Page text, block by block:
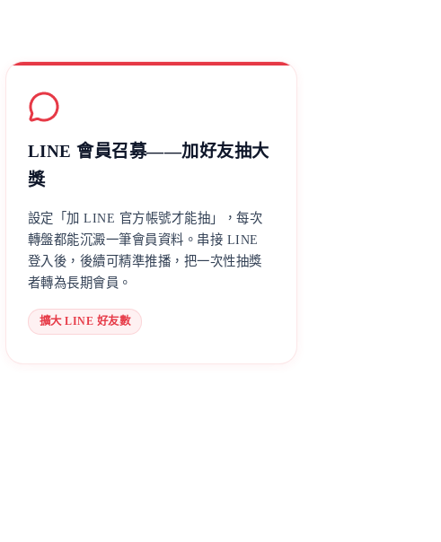
LINE 會員召募——加好友抽大
獎
設定「加 LINE 官方帳號才能抽」，每次
轉盤都能沉澱一筆會員資料。串接 LINE
登入後，後續可精準推播，把一次性抽獎
者轉為長期會員。
擴大 LINE 好友數